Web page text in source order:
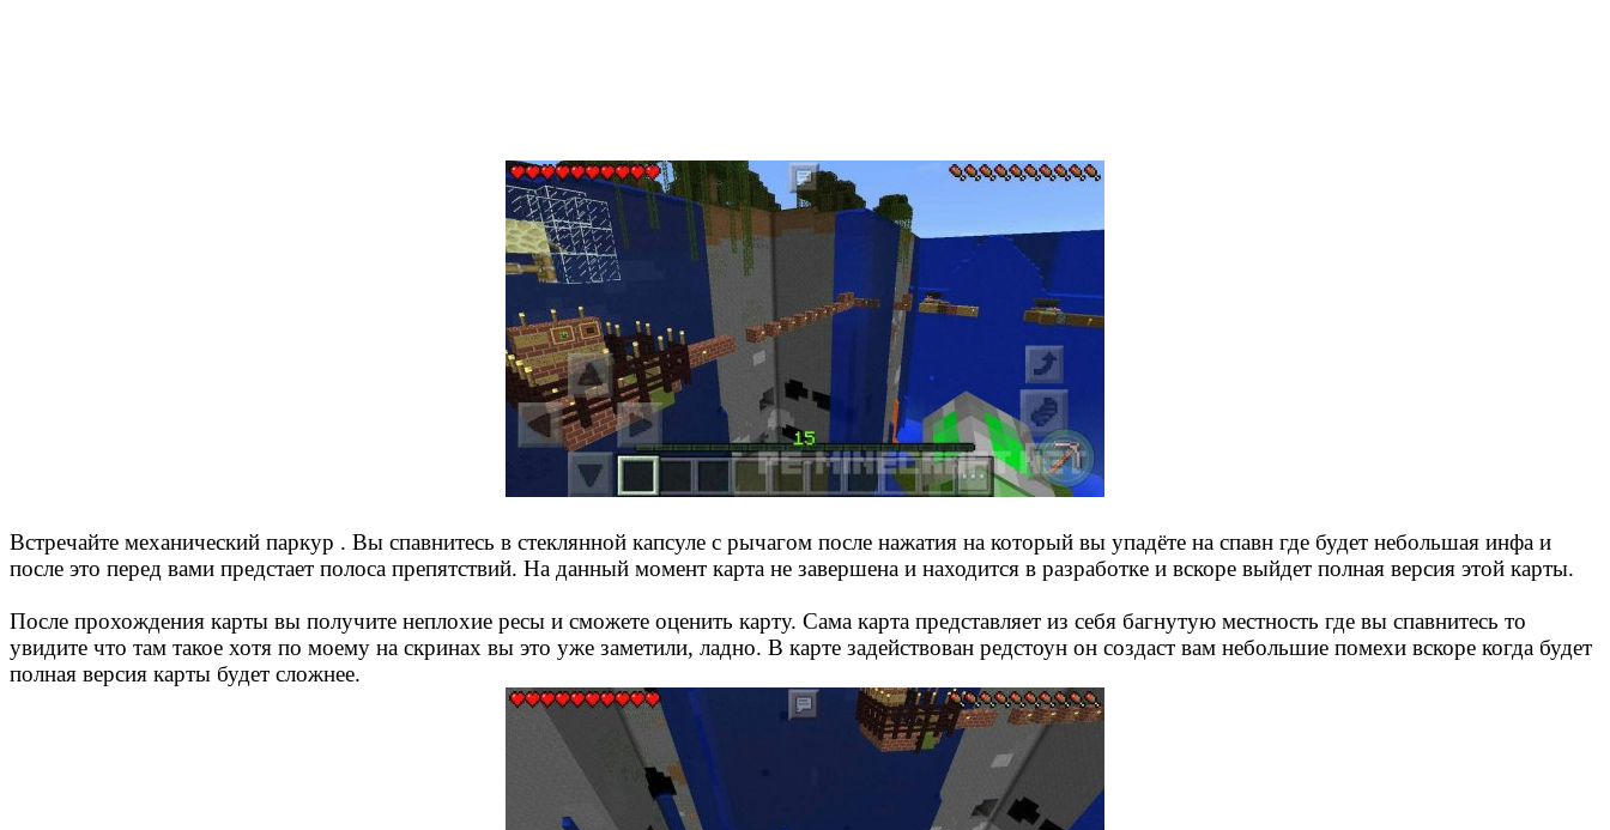
Встречайте механический паркур . Вы спавнитесь в стеклянной капсуле с рычагом после нажатия на который вы упадёте на спавн где будет небольшая инфа и
после это перед вами предстает полоса препятствий. На данный момент карта не завершена и находится в разработке и вскоре выйдет полная версия этой карты.
После прохождения карты вы получите неплохие ресы и сможете оценить карту. Сама карта представляет из себя багнутую местность где вы спавнитесь то
увидите что там такое хотя по моему на скринах вы это уже заметили, ладно. В карте задействован редстоун он создаст вам небольшие помехи вскоре когда будет
полная версия карты будет сложнее.